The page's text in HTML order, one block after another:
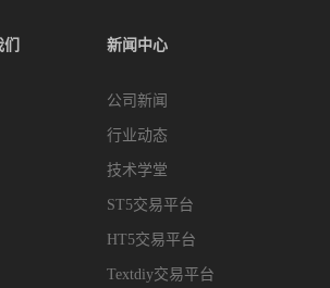
们 新闻中心
公司新闻
行业动态
技术学堂
ST5交易平台
HT5交易平台
Textdiy交易平台